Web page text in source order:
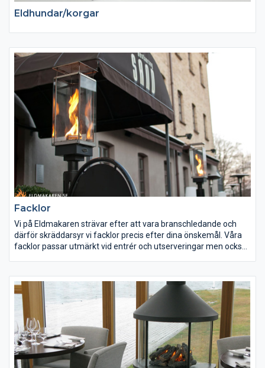
Eldhundar/korgar
Facklor
Vi på Eldmakaren strävar efter att vara branschledande och
därför skräddarsyr vi facklor precis efter dina önskemål. Våra
facklor passar utmärkt vid entrér och utserveringar men också i
facklan kan du läsa mer om här.